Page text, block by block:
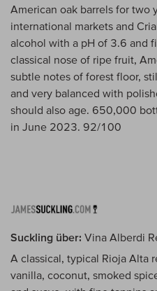
American oak barrels for two
international markets and
alcohol with a pH of 3.6 and
classical nose of ripe fruit,
subtle notes of forest floor,
and very balanced with
should also age. 650,000
in June 2023. 92/100
Suckling über: Vina Alberdi
A classical, typical Rioja Alta
vanilla, coconut, smoked